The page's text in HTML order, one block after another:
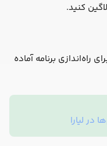
کنید.
برنامه آماده
در لیارا